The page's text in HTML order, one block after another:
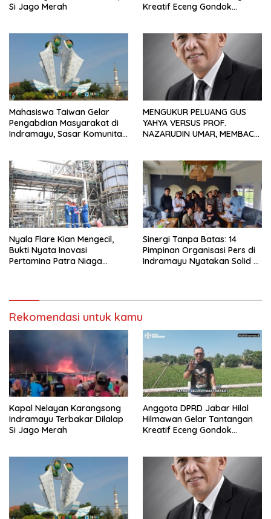
Si Jago Merah
Kreatif Eceng Gondok
Mahasiswa Taiwan Gelar
Pengabdian Masyarakat di
Indramayu, Sasar Komunitas
MENGUKUR PELUANG GUS
YAHYA VERSUS PROF.
NAZARUDIN UMAR, MEMBACA
Nyala Flare Kian Mengecil,
Bukti Nyata Inovasi
Pertamina Patra Niaga
Sinergi Tanpa Batas: 14
Pimpinan Organisasi Pers di
Indramayu Nyatakan Solid di
Rekomendasi untuk kamu
Kapal Nelayan Karangsong
Indramayu Terbakar Dilalap
Si Jago Merah
Anggota DPRD Jabar Hilal
Hilmawan Gelar Tantangan
Kreatif Eceng Gondok